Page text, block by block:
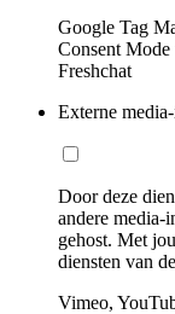
Google Tag
Consent
Freshchat
Externe
Door deze
andere media-
gehost. Met
diensten van
Vimeo,